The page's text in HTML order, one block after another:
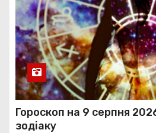
Гороскоп на 9 серпня
зодіаку